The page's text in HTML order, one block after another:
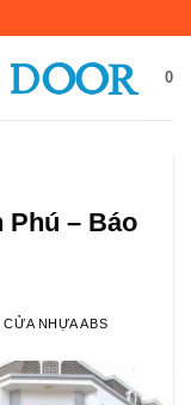
0
Phú – Báo
NHỰA ABS